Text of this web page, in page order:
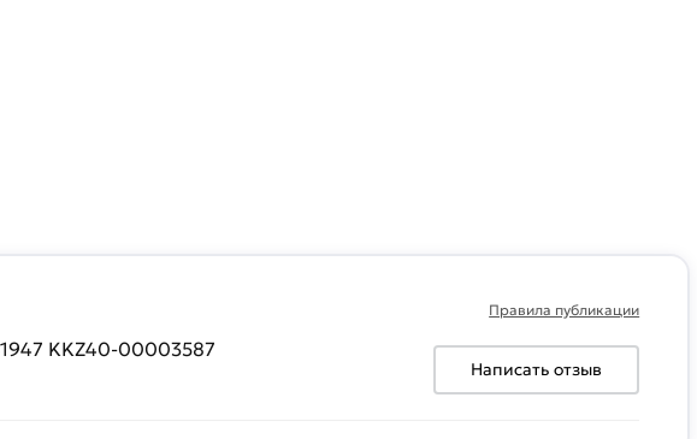
KKZ40-00003587
Правила публикации
Написать отзыв